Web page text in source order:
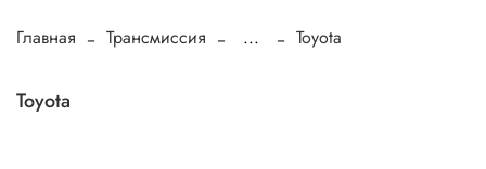
Главная Трансмиссия ... Toyota
Toyota